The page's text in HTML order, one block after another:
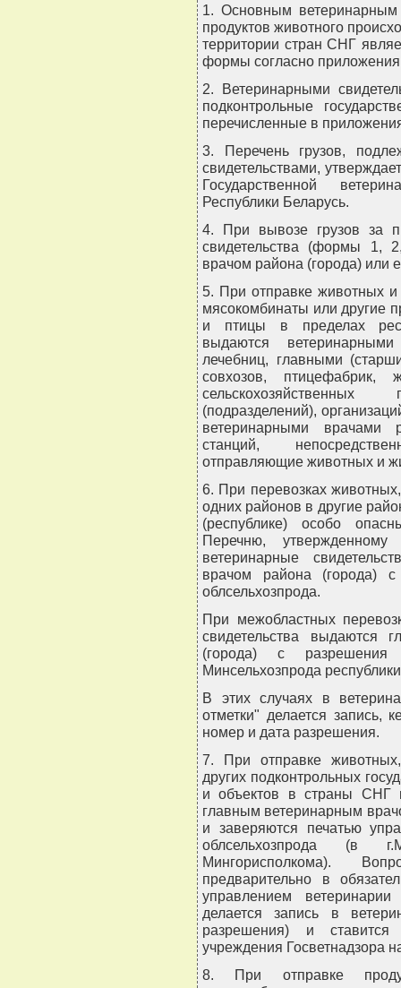
1. Основным ветеринарным
продуктов животного
территории стран СНГ
формы согласно
2. Ветеринарными
подконтрольные
перечисленные в
3. Перечень грузов,
свидетельствами,
Государственной
Республики Беларусь.
4. При вывозе грузов за
свидетельства (формы 1,
врачом района (города) или
5. При отправке животных и
мясокомбинаты или другие
и птицы в пределах
выдаются
лечебниц, главными
совхозов, птицефабрик,
(подразделений),
ветеринарными врачами
станций,
отправляющие животных и
6. При перевозках
одних районов в другие
(республике) особо
Перечню,
ветеринарные
врачом района (города) с
облсельхозпрода.
При межобластных
свидетельства выдаются
(города) с разрешения
Минсельхозпрода
В этих случаях в
отметки" делается запись,
номер и дата разрешения.
7. При отправке
других подконтрольных
и объектов в страны СНГ
главным ветеринарным
и заверяются печатью
облсельхозпрода (в
Мингорисполкома).
предварительно в
управлением
делается запись в
разрешения) и
учреждения Госветнадзора
8. При отправке